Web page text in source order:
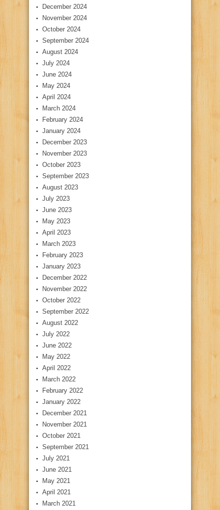
December 2024
November 2024
October 2024
September 2024
August 2024
July 2024
June 2024
May 2024
April 2024
March 2024
February 2024
January 2024
December 2023
November 2023
October 2023
September 2023
August 2023
July 2023
June 2023
May 2023
April 2023
March 2023
February 2023
January 2023
December 2022
November 2022
October 2022
September 2022
August 2022
July 2022
June 2022
May 2022
April 2022
March 2022
February 2022
January 2022
December 2021
November 2021
October 2021
September 2021
July 2021
June 2021
May 2021
April 2021
March 2021